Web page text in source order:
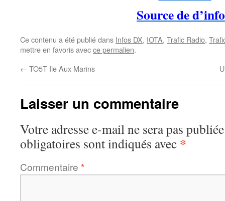
Source de d’info
Ce contenu a été publié dans Infos DX, IOTA, Trafic Radio,
mettre en favoris avecce permalien.
← TO5T Ile Aux Marins
Laisser un commentaire
Votre adresse e-mail ne sera pas
obligatoires sont indiqués avec *
Commentaire *